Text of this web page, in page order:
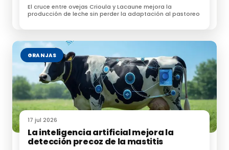
El cruce entre ovejas Crioula y Lacaune mejora la
producción de leche sin perder la adaptación al pastoreo
GRANJAS
17 jul 2026
La inteligencia artificial mejora la
detección precoz de la mastitis